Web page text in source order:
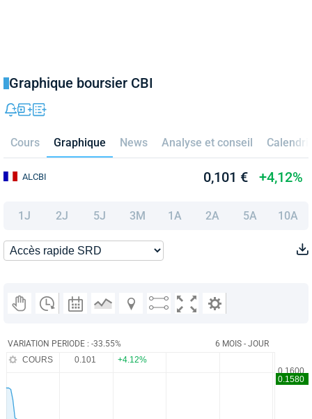
Graphique boursier CBI
Cours Graphique News Analyse et conseil
ALCBI 0,101 € +4,12%
1J 2J 5J 3M 1A 2A 5A 10A
VARIATION PERIODE : -33.55% 6 MOIS - JOUR
COURS 0.101 +4.12%